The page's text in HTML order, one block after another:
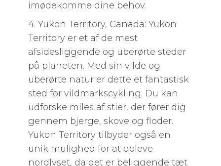
imødekomme dine behov.
4. Yukon Territory, Canada: Yukon
Territory er et af de mest
afsidesliggende og uberørte steder
på planeten. Med sin vilde og
uberørte natur er dette et fantastisk
sted for vildmarkscykling. Du kan
udforske miles af stier, der fører dig
gennem bjerge, skove og floder.
Yukon Territory tilbyder også en
unik mulighed for at opleve
nordlyset, da det er beliggende tæt